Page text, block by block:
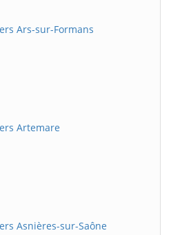
Ars-sur-Formans
Artemare
Asnières-sur-Saône